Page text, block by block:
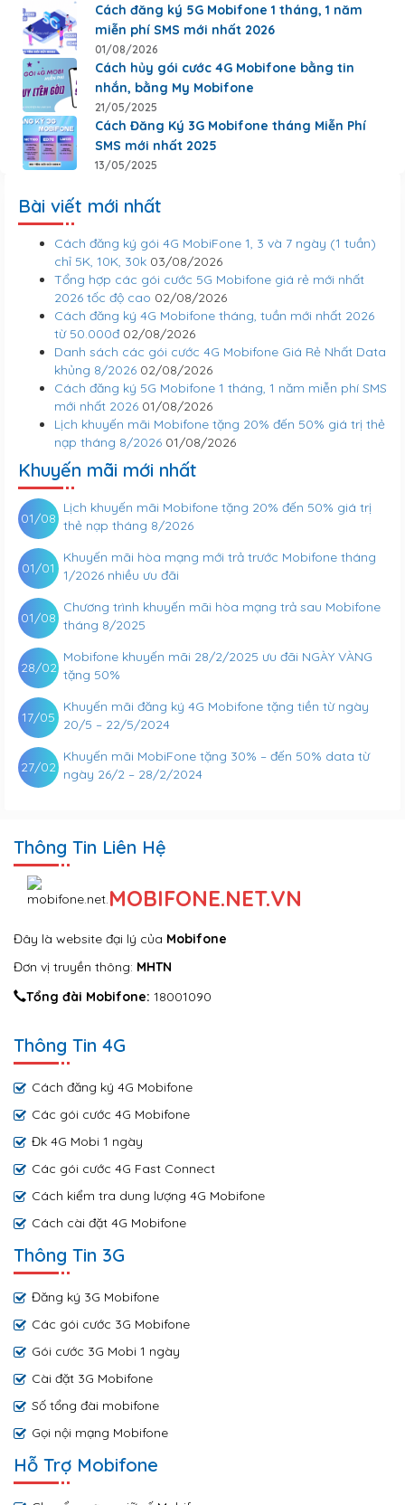
Cách đăng ký 5G Mobifone 1 tháng, 1 năm
miễn phí SMS mới nhất 2026
01/08/2026
Cách hủy gói cước 4G Mobifone bằng tin
nhắn, bằng My Mobifone
21/05/2025
Cách Đăng Ký 3G Mobifone tháng Miễn Phí
SMS mới nhất 2025
13/05/2025
Bài viết mới nhất
Cách đăng ký gói 4G MobiFone 1, 3 và 7 ngày (1 tuần)
chỉ 5K, 10K, 30k 03/08/2026
Tổng hợp các gói cước 5G Mobifone giá rẻ mới nhất
2026 tốc độ cao 02/08/2026
Cách đăng ký 4G Mobifone tháng, tuần mới nhất 2026
từ 50.000đ 02/08/2026
Danh sách các gói cước 4G Mobifone Giá Rẻ Nhất Data
khủng 8/2026 02/08/2026
Cách đăng ký 5G Mobifone 1 tháng, 1 năm miễn phí SMS
mới nhất 2026 01/08/2026
Lịch khuyến mãi Mobifone tặng 20% đến 50% giá trị thẻ
nạp tháng 8/2026 01/08/2026
Khuyến mãi mới nhất
Lịch khuyến mãi Mobifone tặng 20% đến 50% giá trị
thẻ nạp tháng 8/2026
01/08
Khuyến mãi hòa mạng mới trả trước Mobifone tháng
1/2026 nhiều ưu đãi
01/01
Chương trình khuyến mãi hòa mạng trả sau Mobifone
tháng 8/2025
01/08
Mobifone khuyến mãi 28/2/2025 ưu đãi NGÀY VÀNG
tặng 50%
28/02
Khuyến mãi đăng ký 4G Mobifone tặng tiền từ ngày
20/5 – 22/5/2024
17/05
Khuyến mãi MobiFone tặng 30% – đến 50% data từ
ngày 26/2 – 28/2/2024
27/02
Thông Tin Liên Hệ
MOBIFONE.NET.VN
Đây là website đại lý của Mobifone
Đơn vị truyền thông: MHTN
Tổng đài Mobifone: 18001090
Thông Tin 4G
Cách đăng ký 4G Mobifone
Các gói cước 4G Mobifone
Đk 4G Mobi 1 ngày
Các gói cước 4G Fast Connect
Cách kiểm tra dung lượng 4G Mobifone
Cách cài đặt 4G Mobifone
Thông Tin 3G
Đăng ký 3G Mobifone
Các gói cước 3G Mobifone
Gói cước 3G Mobi 1 ngày
Cài đặt 3G Mobifone
Số tổng đài mobifone
Gọi nội mạng Mobifone
Hỗ Trợ Mobifone